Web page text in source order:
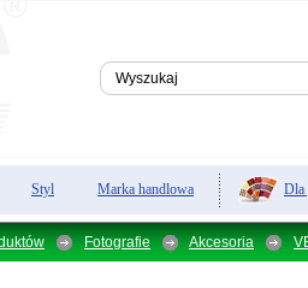
Styl Marka handlowa Dla
Fotografie Akcesoria